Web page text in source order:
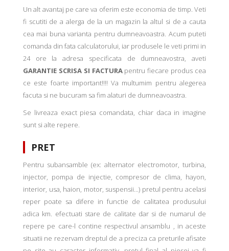
Un alt avantaj pe care va oferim este economia de timp. Veti
fi scutiti de a alerga de la un magazin la altul si de a cauta
cea mai buna varianta pentru dumneavoastra. Acum puteti
comanda din fata calculatorului, iar produsele le veti primi in
24 ore la adresa specificata de dumneavostra, aveti
GARANTIE SCRISA SI FACTURApentru fiecare produs cea
ce este foarte important!!!! Va multumim pentru alegerea
facuta si ne bucuram sa fim alaturi de dumneavoastra.
Se livreaza exact piesa comandata, chiar daca in imagine
sunt si alte repere.
PRET
Pentru subansamble (ex: alternator electromotor, turbina,
injector, pompa de injectie, compresor de clima, hayon,
interior, usa, haion, motor, suspensii...) pretul pentru acelasi
reper poate sa difere in functie de calitatea produsului
adica km. efectuati stare de calitate dar si de numarul de
repere pe care-l contine respectivul ansamblu , in aceste
situatii ne rezervam dreptul de a preciza ca preturile afisate